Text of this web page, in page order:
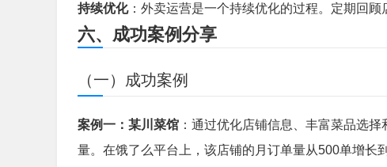
持续优化：外卖运营是一个持续优化的过程。定期回顾
六、成功案例分享
（一）成功案例
案例一：某川菜馆 ：通过优化店铺信息、丰富菜品选
量。在饿了么平台上，该店铺的月订单量从500单增长